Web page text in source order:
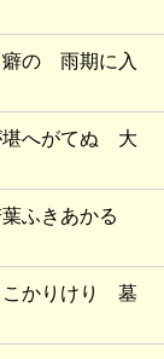
の 雨期に入
へがてぬ 大
ふきあかる
かりけり 墓